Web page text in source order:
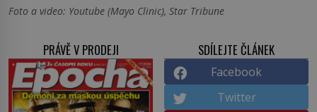
Foto a video: Youtube (Mayo Clinic), Star Tribune
PRÁVĚ V PRODEJI SDÍLEJTE ČLÁNEK
Facebook
Twitter